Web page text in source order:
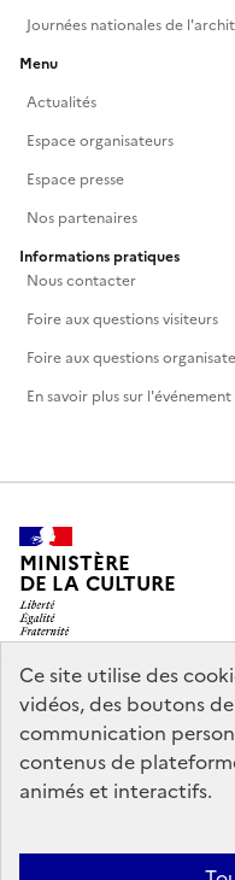
Ce site utilise des
vidéos, des boutons
communication
contenus de
animés et interactifs.
Journées nationales de
Menu
Actualités
Espace organisateurs
Espace presse
Nos partenaires
Informations pratiques
Nous contacter
Foire aux questions visiteurs
Foire aux questions
En savoir plus sur l'événement
MINISTÈRE
DE LA CULTURE
legifrance.gouv.fr
service-public.gouv.fr
Mentions